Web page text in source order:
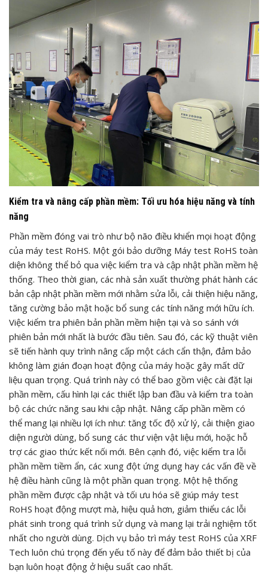
Kiểm tra và nâng cấp phần mềm: Tối ưu hóa hiệu năng và tính
năng
Phần mềm đóng vai trò như bộ não điều khiển mọi hoạt động
của máy test RoHS. Một gói bảo dưỡng Máy test RoHS toàn
diện không thể bỏ qua việc kiểm tra và cập nhật phần mềm hệ
thống. Theo thời gian, các nhà sản xuất thường phát hành các
bản cập nhật phần mềm mới nhằm sửa lỗi, cải thiện hiệu năng,
tăng cường bảo mật hoặc bổ sung các tính năng mới hữu ích.
Việc kiểm tra phiên bản phần mềm hiện tại và so sánh với
phiên bản mới nhất là bước đầu tiên. Sau đó, các kỹ thuật viên
sẽ tiến hành quy trình nâng cấp một cách cẩn thận, đảm bảo
không làm gián đoạn hoạt động của máy hoặc gây mất dữ
liệu quan trọng. Quá trình này có thể bao gồm việc cài đặt lại
phần mềm, cấu hình lại các thiết lập ban đầu và kiểm tra toàn
bộ các chức năng sau khi cập nhật. Nâng cấp phần mềm có
thể mang lại nhiều lợi ích như: tăng tốc độ xử lý, cải thiện giao
diện người dùng, bổ sung các thư viện vật liệu mới, hoặc hỗ
trợ các giao thức kết nối mới. Bên cạnh đó, việc kiểm tra lỗi
phần mềm tiềm ẩn, các xung đột ứng dụng hay các vấn đề về
hệ điều hành cũng là một phần quan trọng. Một hệ thống
phần mềm được cập nhật và tối ưu hóa sẽ giúp máy test
RoHS hoạt động mượt mà, hiệu quả hơn, giảm thiểu các lỗi
phát sinh trong quá trình sử dụng và mang lại trải nghiệm tốt
nhất cho người dùng. Dịch vụ bảo trì máy test RoHS của XRF
Tech luôn chú trọng đến yếu tố này để đảm bảo thiết bị của
bạn luôn hoạt động ở hiệu suất cao nhất.